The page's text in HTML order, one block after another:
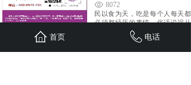
8072
民以食为天，吃是每个人每天都
必须都经历的事情。俗话说祸从
首页 电话